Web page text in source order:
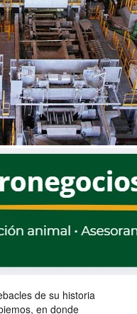
de su historia
en donde